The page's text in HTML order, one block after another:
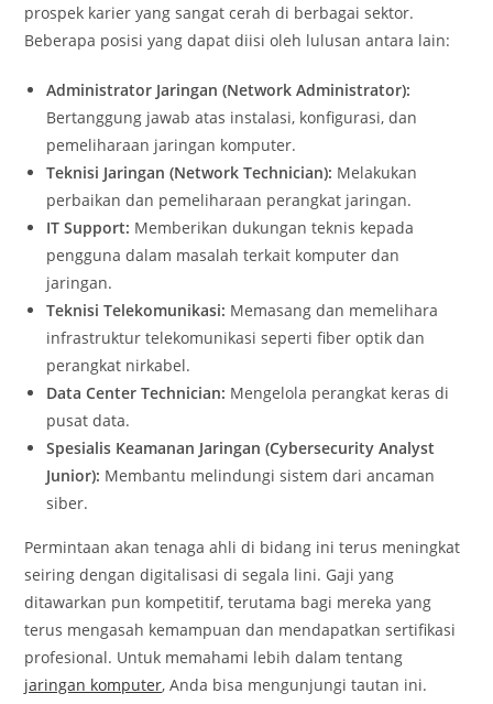
prospek karier yang sangat cerah di berbagai sektor.
Beberapa posisi yang dapat diisi oleh lulusan antara lain:
Administrator Jaringan (Network Administrator):
Bertanggung jawab atas instalasi, konfigurasi, dan
pemeliharaan jaringan komputer.
Teknisi Jaringan (Network Technician): Melakukan
perbaikan dan pemeliharaan perangkat jaringan.
IT Support: Memberikan dukungan teknis kepada
pengguna dalam masalah terkait komputer dan
jaringan.
Teknisi Telekomunikasi: Memasang dan memelihara
infrastruktur telekomunikasi seperti fiber optik dan
perangkat nirkabel.
Data Center Technician: Mengelola perangkat keras di
pusat data.
Spesialis Keamanan Jaringan (Cybersecurity Analyst
Junior): Membantu melindungi sistem dari ancaman
siber.
Permintaan akan tenaga ahli di bidang ini terus meningkat
seiring dengan digitalisasi di segala lini. Gaji yang
ditawarkan pun kompetitif, terutama bagi mereka yang
terus mengasah kemampuan dan mendapatkan sertifikasi
profesional. Untuk memahami lebih dalam tentang
jaringan komputer, Anda bisa mengunjungi tautan ini.